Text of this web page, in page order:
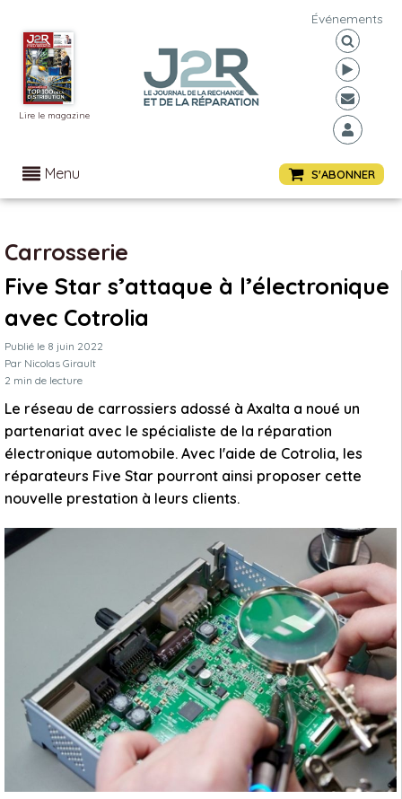
Lire le magazine
Événements
Menu S'ABONNER
Carrosserie
Five Star s’attaque à l’électronique
avec Cotrolia
Publié le 8 juin 2022
Par Nicolas Girault
2 min de lecture
Le réseau de carrossiers adossé à Axalta a noué un
partenariat avec le spécialiste de la réparation
électronique automobile. Avec l'aide de Cotrolia, les
réparateurs Five Star pourront ainsi proposer cette
nouvelle prestation à leurs clients.